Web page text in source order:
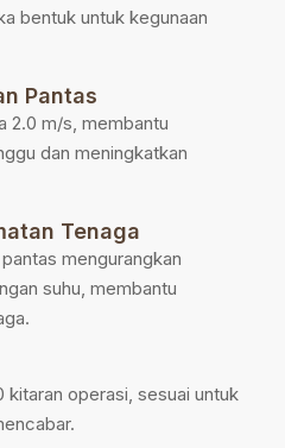
bentuk untuk kegunaan
Pantas
2.0 m/s, membantu
dan meningkatkan
Tenaga
mengurangkan
suhu, membantu
kitaran operasi, sesuai untuk